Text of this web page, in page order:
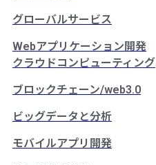
グローバルサービス
Webアプリケーション開発
クラウドコンピューティング
ブロックチェーン/web3.0
ビッグデータと分析
モバイルアプリ開発